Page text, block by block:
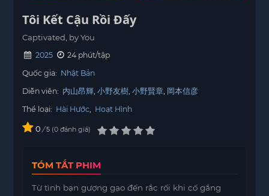
Tôi Kết Cậu Rồi Đấy
Captivated, by You
2025
24 phút/tập
Quốc gia: Nhật Bản
Diễn viên: 内山昂輝 小野友樹 小野賢章 岡本信彦
Thể loại: Hài Hước Hoạt Hình
0 / 5 0 đánh giá
TÓM TẮT PHIM
Từ tình bạn gượng gạo đến rắc rối khi cố gắng